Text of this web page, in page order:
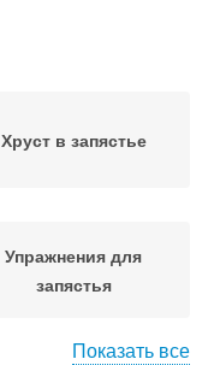
Хруст в запястье
Упражнения для
запястья
Показать все